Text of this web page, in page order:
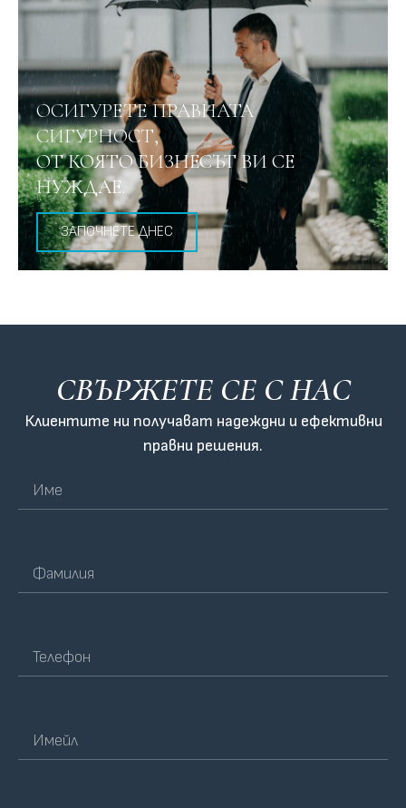
ОСИГУРЕТЕ ПРАВНАТА
СИГУРНОСТ,
ОТ КОЯТО БИЗНЕСЪТ ВИ СЕ
НУЖДАЕ.
ЗАПОЧНЕТЕ ДНЕС
СВЪРЖЕТЕ СЕ С НАC
Клиентите ни получават надеждни и ефективни
правни решения.